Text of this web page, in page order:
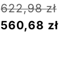
622,98zł
560,68 zł